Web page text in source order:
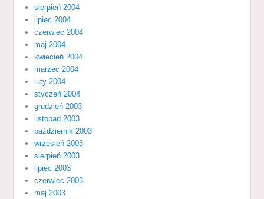
sierpień 2004
lipiec 2004
czerwiec 2004
maj 2004
kwiecień 2004
marzec 2004
luty 2004
styczeń 2004
grudzień 2003
listopad 2003
październik 2003
wrzesień 2003
sierpień 2003
lipiec 2003
czerwiec 2003
maj 2003